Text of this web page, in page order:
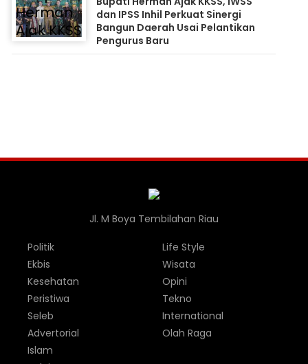
dan IPSS Inhil Perkuat Sinergi
Bangun Daerah Usai Pelantikan
Pengurus Baru
Jl. M Boya Tembilahan Riau
Politik
Ekbis
Kesehatan
Peristiwa
Seleb
Advertorial
Life Style
Wisata
Opini
Tekno
International
Olah Raga
Islam